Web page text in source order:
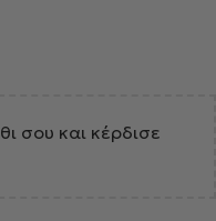
σου και κέρδισε